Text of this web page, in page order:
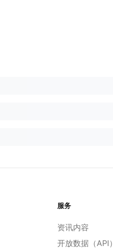
服务
资讯内容
开放数据（API）